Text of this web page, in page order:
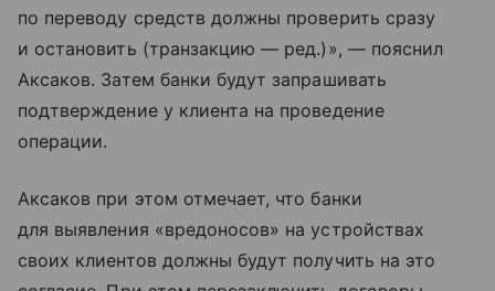
по переводу средств должны проверить сразу
и остановить (транзакцию — ред.)», — пояснил
Аксаков. Затем банки будут запрашивать
подтверждение у клиента на проведение
операции.
Аксаков при этом отмечает, что банки
для выявления «вредоносов» на устройствах
своих клиентов должны будут получить на это